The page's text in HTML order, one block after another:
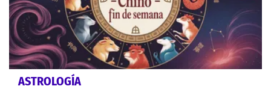
ASTROLOGÍA